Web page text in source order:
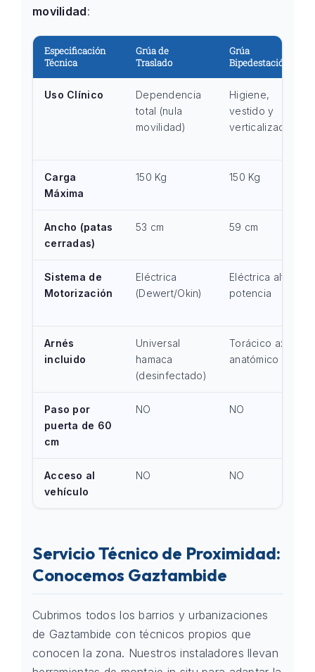
movilidad:
Especificación
Técnica
Grúa de
Traslado
Grúa
Bipedestación
Uso Clínico
Dependencia
total (nula
movilidad)
Higiene,
vestido y
verticalización
Carga
Máxima
150 Kg 150 Kg
Ancho (patas
cerradas)
53 cm 59 cm
Sistema de
Motorización
Eléctrica
(Dewert/Okin)
Eléctrica alta
potencia
Arnés
incluido
Universal
hamaca
(desinfectado)
Torácico axial
anatómico
Paso por
puerta de 60
cm
NO NO
Acceso al
vehículo
NO NO
Servicio Técnico de Proximidad:
Conocemos Gaztambide
Cubrimos todos los barrios y urbanizaciones
de Gaztambide con técnicos propios que
conocen la zona. Nuestros instaladores llevan